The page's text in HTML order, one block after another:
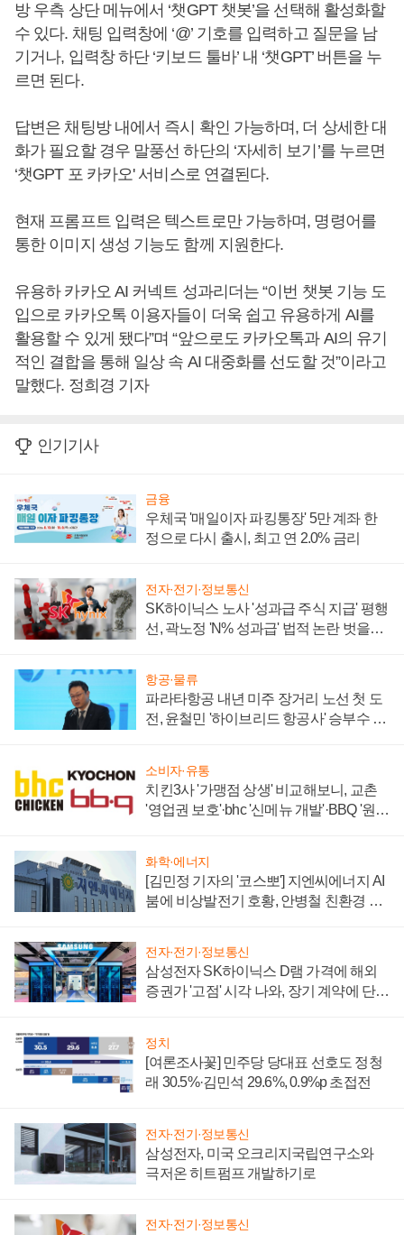
방 우측 상단 메뉴에서 ‘챗GPT 챗봇’을 선택해 활성화할
수 있다. 채팅 입력창에 ‘@’ 기호를 입력하고 질문을 남
기거나, 입력창 하단 ‘키보드 툴바’ 내 ‘챗GPT’ 버튼을 누
르면 된다.
답변은 채팅방 내에서 즉시 확인 가능하며, 더 상세한 대
화가 필요할 경우 말풍선 하단의 ‘자세히 보기’를 누르면
‘챗GPT 포 카카오' 서비스로 연결된다.
현재 프롬프트 입력은 텍스트로만 가능하며, 명령어를
통한 이미지 생성 기능도 함께 지원한다.
유용하 카카오 AI 커넥트 성과리더는 “이번 챗봇 기능 도
입으로 카카오톡 이용자들이 더욱 쉽고 유용하게 AI를
활용할 수 있게 됐다”며 “앞으로도 카카오톡과 AI의 유기
적인 결합을 통해 일상 속 AI 대중화를 선도할 것”이라고
말했다. 정희경 기자
인기기사
금융
우체국 '매일이자 파킹통장' 5만 계좌 한
정으로 다시 출시, 최고 연 2.0% 금리
전자·전기·정보통신
SK하이닉스 노사 '성과급 주식 지급' 평행
선, 곽노정 'N% 성과급' 법적 논란 벗을지
항공·물류
파라타항공 내년 미주 장거리 노선 첫 도
전, 윤철민 '하이브리드 항공사' 승부수 통
소비자·유통
치킨3사 '가맹점 상생' 비교해보니, 교촌
'영업권 보호'·bhc '신메뉴 개발'·BBQ '원가
화학·에너지
[김민정 기자의 '코스뽀'] 지엔씨에너지 AI
붐에 비상발전기 호황, 안병철 친환경 에
전자·전기·정보통신
삼성전자 SK하이닉스 D램 가격에 해외
증권가 '고점' 시각 나와, 장기 계약에 단점
정치
[여론조사꽃] 민주당 당대표 선호도 정청
래 30.5%·김민석 29.6%, 0.9%p 초접전
전자·전기·정보통신
삼성전자, 미국 오크리지국립연구소와
극저온 히트펌프 개발하기로
전자·전기·정보통신